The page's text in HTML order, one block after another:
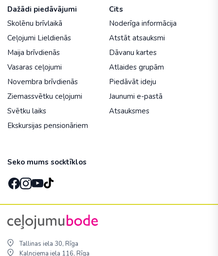
Dažādi piedāvājumi
Skolēnu brīvlaikā
Ceļojumi Lieldienās
Maija brīvdienās
Vasaras ceļojumi
Novembra brīvdienās
Ziemassvētku ceļojumi
Svētku laiks
Ekskursijas pensionāriem
Cits
Noderīga informācija
Atstāt atsauksmi
Dāvanu kartes
Atlaides grupām
Piedāvāt ideju
Jaunumi e-pastā
Atsauksmes
Seko mums socktīklos
Tallinas iela 30, Rīga
Kalnciema iela 116, Rīga